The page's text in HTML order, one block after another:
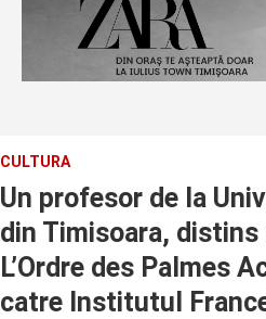
CULTURA
Un profesor de la
din Timisoara, distins
L’Ordre des Palmes
catre Institutul